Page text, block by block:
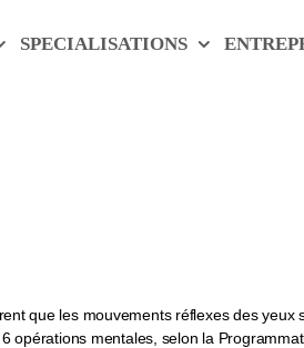
SPECIALISATIONS
que les mouvements réflexes des yeux
mentales, selon la